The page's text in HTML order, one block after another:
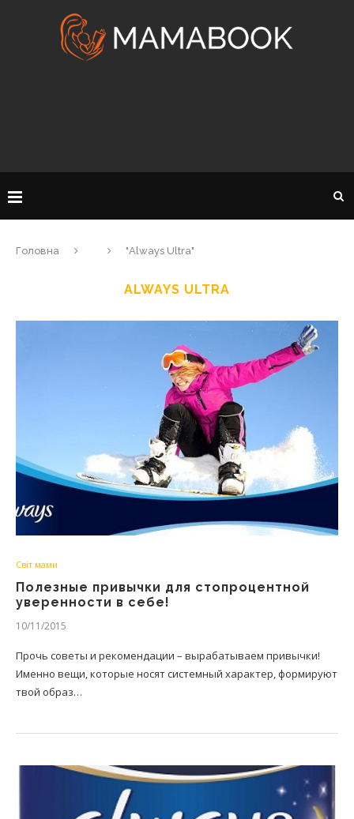
Головна "Always Ultra"
ALWAYS ULTRA
Світ мами
Полезные привычки для стопроцентной
уверенности в себе!
10/11/2015
Прочь советы и рекомендации – вырабатываем привычки!
Именно вещи, которые носят системный характер, формируют
твой образ…